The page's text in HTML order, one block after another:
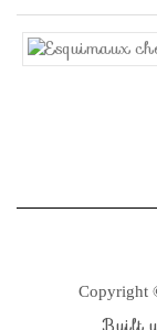
Copyright